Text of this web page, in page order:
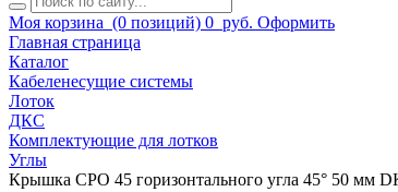
Моя корзина (0 позиций) 0 руб. Оформить
Главная страница
Каталог
Кабеленесущие системы
Лоток
ДКС
Комплектующие для лотков
Углы
Крышка CPO 45 горизонтального угла 45° 50 мм